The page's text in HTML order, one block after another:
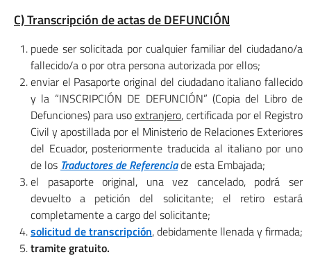
C) Transcripción de actas de DEFUNCIÓN
puede ser solicitada por cualquier familiar del ciudadano/a
fallecido/a o por otra persona autorizada por ellos;
enviar el Pasaporte original del ciudadano italiano fallecido
y la “INSCRIPCIÓN DE DEFUNCIÓN” (Copia del Libro de
Defunciones) para usoextranjero, certificada por el Registro
Civil y apostillada por el Ministerio de Relaciones Exteriores
del Ecuador, posteriormente traducida al italiano por uno
de los Traductores de Referenciade esta Embajada;
el pasaporte original, una vez cancelado, podrá ser
devuelto a petición del solicitante; el retiro estará
completamente a cargo del solicitante;
solicitud de transcripción, debidamente llenada y firmada;
tramite gratuito.